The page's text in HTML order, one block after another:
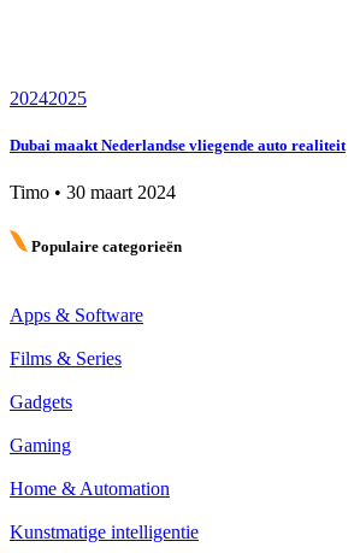
20242025
Dubai maakt Nederlandse vliegende auto realiteit
Timo • 30 maart 2024
Populaire categorieën
Apps & Software
Films & Series
Gadgets
Gaming
Home & Automation
Kunstmatige intelligentie